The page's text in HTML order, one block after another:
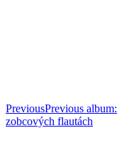
PreviousPrevious album:
zobcových flautách